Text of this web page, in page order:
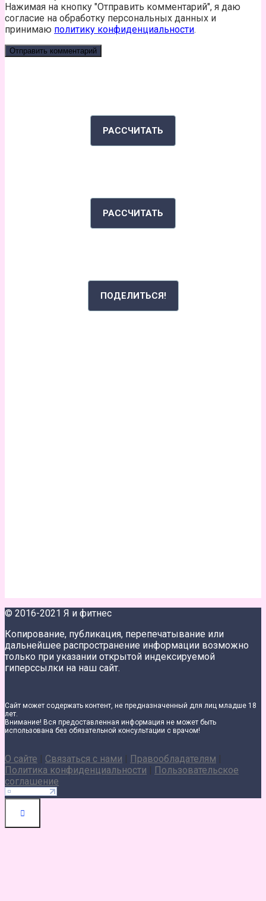
Нажимая на кнопку "Отправить комментарий", я даю
согласие на обработку персональных данных и
принимаю политику конфиденциальности.
РАССЧИТАТЬ
РАССЧИТАТЬ
ПОДЕЛИТЬСЯ!
© 2016-2021 Я и фитнес
Копирование, публикация, перепечатывание или
дальнейшее распространение информации возможно
только при указании открытой индексируемой
гиперссылки на наш сайт.
Сайт может содержать контент, не предназначенный для лиц младше 18
лет.
Внимание! Вся предоставленная информация не может быть
использована без обязательной консультации с врачом!
О сайте | Связаться с нами | Правообладателям |
Политика конфиденциальности | Пользовательское
соглашение